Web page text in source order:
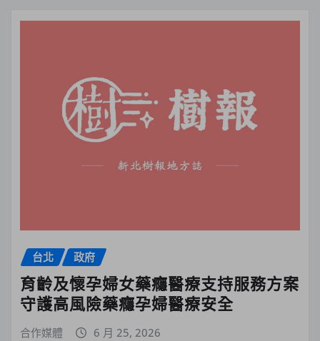
台北 政府
育齡及懷孕婦女藥癮醫療支持服務方案
守護高風險藥癮孕婦醫療安全
合作媒體 6 月 25, 2026